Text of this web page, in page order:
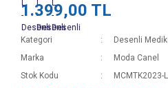
1.399,00 TL
Kategori
Desenli
Marka
Moda Canel
Stok Kodu
MCMTK2023-